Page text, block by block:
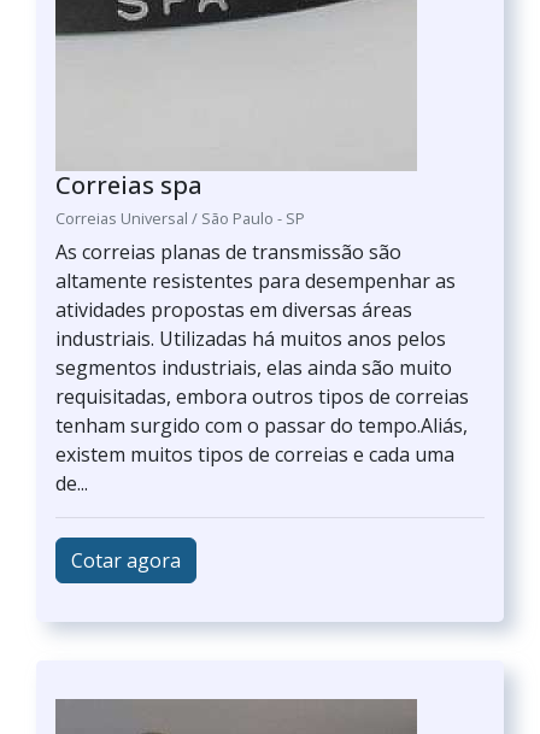
Correias spa
Correias Universal / São Paulo - SP
As correias planas de transmissão são
altamente resistentes para desempenhar as
atividades propostas em diversas áreas
industriais. Utilizadas há muitos anos pelos
segmentos industriais, elas ainda são muito
requisitadas, embora outros tipos de correias
tenham surgido com o passar do tempo.Aliás,
existem muitos tipos de correias e cada uma
de...
Cotar agora